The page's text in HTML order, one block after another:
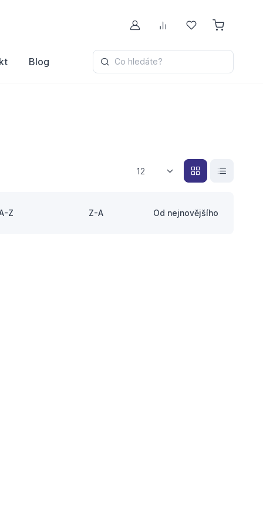
Můj účetPorovnávání
Oblíbené
Blog Co hledáte?
12
Z Z-A Od nejnovějšího